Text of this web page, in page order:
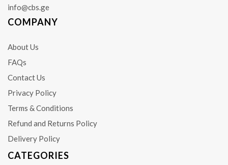
info@cbs.ge
COMPANY
About Us
FAQs
Contact Us
Privacy Policy
Terms & Conditions
Refund and Returns Policy
Delivery Policy
CATEGORIES